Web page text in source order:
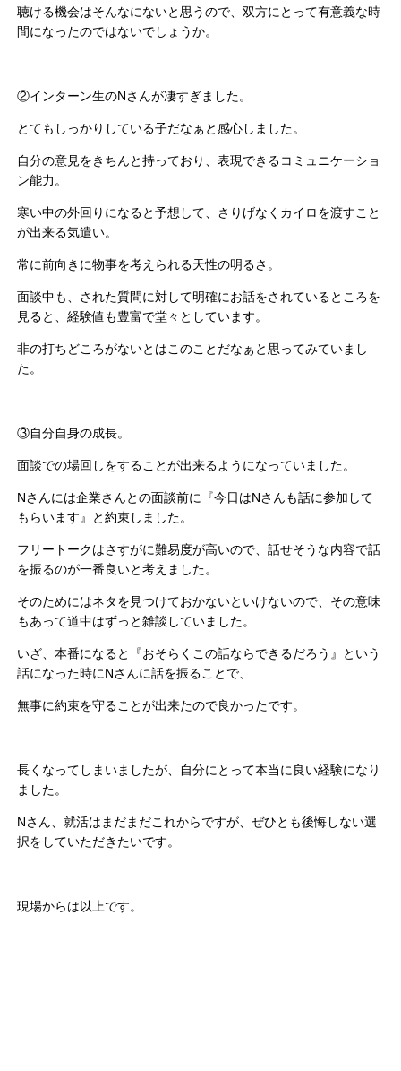
聴ける機会はそんなにないと思うので、双方にとって有意義な時
間になったのではないでしょうか。
②インターン生のNさんが凄すぎました。
とてもしっかりしている子だなぁと感心しました。
自分の意見をきちんと持っており、表現できるコミュニケーショ
ン能力。
寒い中の外回りになると予想して、さりげなくカイロを渡すこと
が出来る気遣い。
常に前向きに物事を考えられる天性の明るさ。
面談中も、された質問に対して明確にお話をされているところを
見ると、経験値も豊富で堂々としています。
非の打ちどころがないとはこのことだなぁと思ってみていまし
た。
③自分自身の成長。
面談での場回しをすることが出来るようになっていました。
Nさんには企業さんとの面談前に『今日はNさんも話に参加して
もらいます』と約束しました。
フリートークはさすがに難易度が高いので、話せそうな内容で話
を振るのが一番良いと考えました。
そのためにはネタを見つけておかないといけないので、その意味
もあって道中はずっと雑談していました。
いざ、本番になると『おそらくこの話ならできるだろう』という
話になった時にNさんに話を振ることで、
無事に約束を守ることが出来たので良かったです。
長くなってしまいましたが、自分にとって本当に良い経験になり
ました。
Nさん、就活はまだまだこれからですが、ぜひとも後悔しない選
択をしていただきたいです。
現場からは以上です。